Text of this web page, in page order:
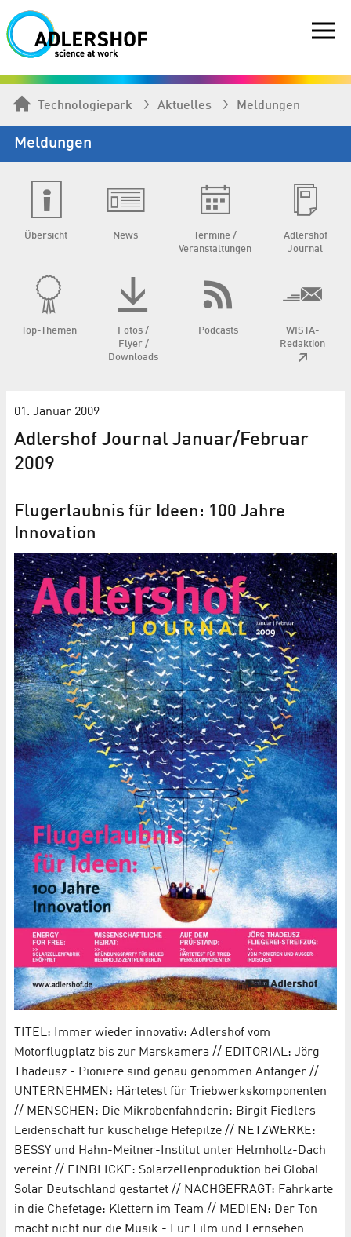
Technologiepark Aktuelles Meldungen
Meldungen
Übersicht News
Termine /
Veranstaltungen
Adlershof
Journal
Top-Themen
Fotos /
Flyer /
Downloads
Podcasts
WISTA-
Redaktion
01. Januar 2009
Adlershof Journal Januar/Februar
2009
Flugerlaubnis für Ideen: 100 Jahre
Innovation
TITEL: Immer wieder innovativ: Adlershof vom
Motorflugplatz bis zur Marskamera // EDITORIAL: Jörg
Thadeusz - Pioniere sind genau genommen Anfänger //
UNTERNEHMEN: Härtetest für Triebwerkskomponenten
// MENSCHEN: Die Mikrobenfahnderin: Birgit Fiedlers
Leidenschaft für kuschelige Hefepilze // NETZWERKE:
BESSY und Hahn-Meitner-Institut unter Helmholtz-Dach
vereint // EINBLICKE: Solarzellenproduktion bei Global
Solar Deutschland gestartet // NACHGEFRAGT: Fahrkarte
in die Chefetage: Klettern im Team // MEDIEN: Der Ton
macht nicht nur die Musik - Für Film und Fernsehen